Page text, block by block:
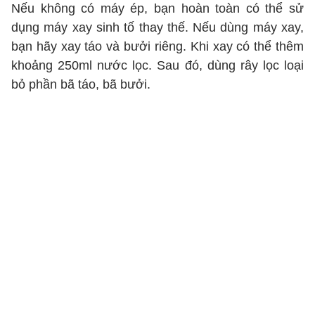
Nếu không có máy ép, bạn hoàn toàn có thể sử
dụng máy xay sinh tố thay thế. Nếu dùng máy xay,
bạn hãy xay táo và bưởi riêng. Khi xay có thể thêm
khoảng 250ml nước lọc. Sau đó, dùng rây lọc loại
bỏ phần bã táo, bã bưởi.